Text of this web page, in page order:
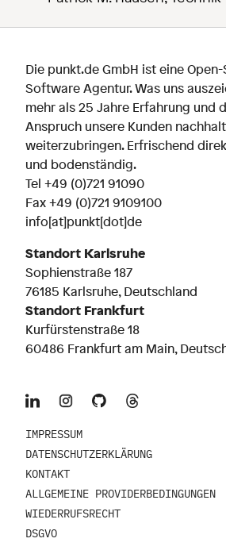
Die punkt.de GmbH ist eine
Software Agentur. Was uns
mehr als 25 Jahre Erfahrung und
Anspruch unsere Kunden
weiterzubringen. Erfrischend
und bodenständig.
Tel +49 (0)721 91090
Fax +49 (0)721 9109100
info[at]punkt[dot]de
Standort Karlsruhe
Sophienstraße 187
76185 Karlsruhe, Deutschland
Standort Frankfurt
Kurfürstenstraße 18
60486 Frankfurt am Main,
IMPRESSUM
DATENSCHUTZERKLÄRUNG
KONTAKT
ALLGEMEINE PROVIDERBEDINGUNGEN
WIEDERRUFSRECHT
DSGVO